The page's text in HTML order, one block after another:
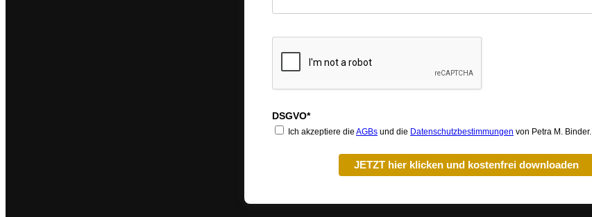
DSGVO*
Ich akzeptiere die AGBs und die Datenschutzbestimmungen von Petra M. Binder.
JETZT hier klicken und kostenfrei downloaden